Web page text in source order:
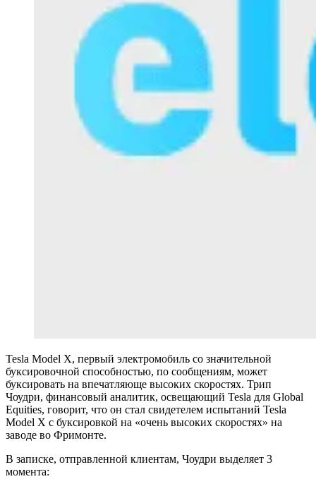
Tesla Model X, первый электромобиль со значительной
буксировочной способностью, по сообщениям, может
буксировать на впечатляюще высоких скоростях. Трип
Чоудри, финансовый аналитик, освещающий Tesla для Global
Equities, говорит, что он стал свидетелем испытаний Tesla
Model X с буксировкой на «очень высоких скоростях» на
заводе во Фримонте.
В записке, отправленной клиентам, Чоудри выделяет 3
момента: